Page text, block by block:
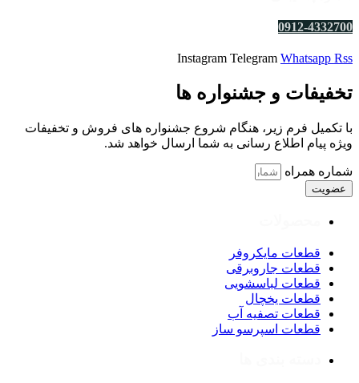
0912-4332700
Instagram Telegram Whatsapp Rss
تخفیفات و جشنواره ها
با تکمیل فرم زیر، هنگام شروع جشنواره های فروش و تخفیفات
ویژه پیام اطلاع رسانی به شما ارسال خواهد شد.
شماره همراه
عضویت
قطعات مایکروفر
قطعات جاروبرقی
قطعات لباسشویی
قطعات یخچال
قطعات تصفیه آب
قطعات اسپرسو ساز